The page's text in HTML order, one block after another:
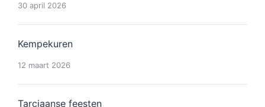
30 april 2026
Kempekuren
12 maart 2026
Tarciaanse feesten